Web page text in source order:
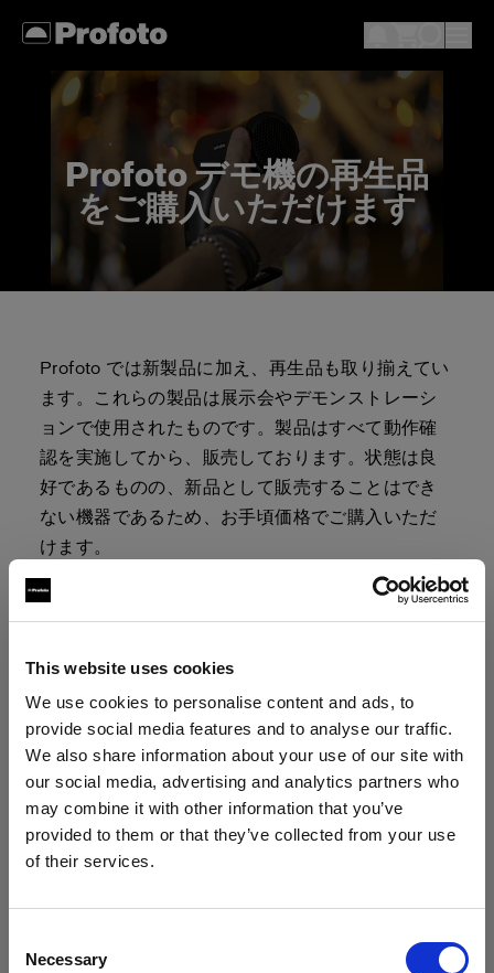
This website uses cookies
We use cookies to personalise content and ads, to
provide social media features and to analyse our traffic.
We also share information about your use of our site with
our social media, advertising and analytics partners who
may combine it with other information that you’ve
provided to them or that they’ve collected from your use
of their services.
Selection
Necessary
地域を変更しますか？
Profoto デモ機の再生品
をご購入いただけます
Profoto では新製品に加え、再生品も取り揃えてい
ます。これらの製品は展示会やデモンストレーシ
ョンで使用されたものです。製品はすべて動作確
認を実施してから、販売しております。状態は良
好であるものの、新品として販売することはでき
ない機器であるため、お手頃価格でご購入いただ
けます。
製品は、ケーブル、バッグ、充電器などのアクセ
の内容に関する詳細は、製品ページをご覧くださ
い。
デモ機はファイナルセールのため、返品
はお受けできません。
ご購入は、各製品の「購入する」ボタンをクリッ
自動的に追加されます。